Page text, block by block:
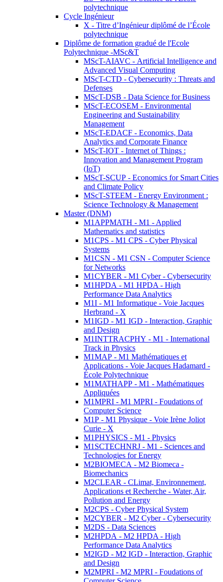
polytechnique
Cycle Ingénieur
X - Titre d’Ingénieur diplômé de l’École
polytechnique
Diplôme de formation gradué de l'Ecole
Polytechnique -MSc&T
MScT-AIAVC - Artificial Intelligence and
Advanced Visual Computing
MScT-CTD - Cybersecurity : Threats and
Defenses
MScT-DSB - Data Science for Business
MScT-ECOSEM - Environmental
Engineering and Sustainability
Management
MScT-EDACF - Economics, Data
Analytics and Corporate Finance
MScT-IOT - Internet of Things :
Innovation and Management Program
(IoT)
MScT-SCUP - Economics for Smart Cities
and Climate Policy
MScT-STEEM - Energy Environment :
Science Technology & Management
Master (DNM)
M1APPMATH - M1 - Applied
Mathematics and statistics
M1CPS - M1 CPS - Cyber Physical
Systems
M1CSN - M1 CSN - Computer Science
for Networks
M1CYBER - M1 Cyber - Cybersecurity
M1HPDA - M1 HPDA - High
Performance Data Analytics
M1I - M1 Informatique - Voie Jacques
Herbrand - X
M1IGD - M1 IGD - Interaction, Graphic
and Design
M1INTTRACPHY - M1 - International
Track in Physics
M1MAP - M1 Mathématiques et
Applications - Voie Jacques Hadamard -
École Polytechnique
M1MATHAPP - M1 - Mathématiques
Appliquées
M1MPRI - M1 MPRI - Foudations of
Computer Science
M1P - M1 Physique - Voie Irène Joliot
Curie - X
M1PHYSICS - M1 - Physics
M1SCTECHNRJ - M1 - Sciences and
Technologies for Energy
M2BIOMECA - M2 Biomeca -
Biomechanics
M2CLEAR - CLimat, Environnement,
Applications et Recherche - Water, Air,
Pollution and Energy
M2CPS - Cyber Physical System
M2CYBER - M2 Cyber - Cybersecurity
M2DS - Data Sciences
M2HPDA - M2 HPDA - High
Performance Data Analytics
M2IGD - M2 IGD - Interaction, Graphic
and Design
M2MPRI - M2 MPRI - Foudations of